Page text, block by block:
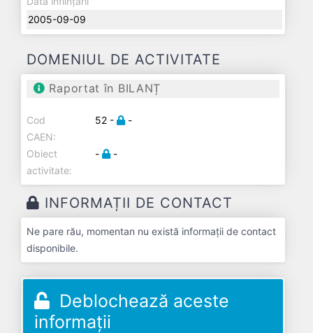
2005-09-09
DOMENIUL DE ACTIVITATE
Raportat în BILANȚ
Cod
CAEN:
52 - -
Obiect
activitate:
- -
INFORMAȚII DE CONTACT
Ne pare rău, momentan nu există informații de contact
disponibile.
Deblochează aceste
informații